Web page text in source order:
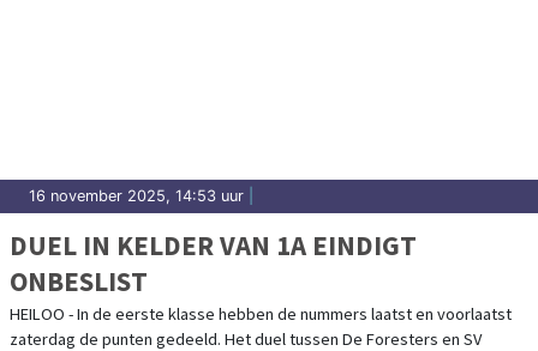
16 november 2025, 14:53 uur
DUEL IN KELDER VAN 1A EINDIGT
ONBESLIST
HEILOO - In de eerste klasse hebben de nummers laatst en voorlaatst
zaterdag de punten gedeeld. Het duel tussen De Foresters en SV